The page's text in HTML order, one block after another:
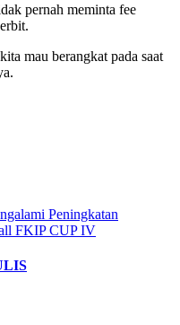
pernah meminta fee
mau berangkat pada saat
Peningkatan
FKIP CUP IV